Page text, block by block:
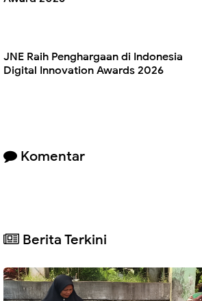
JNE Raih Penghargaan di Indonesia
Digital Innovation Awards 2026
Komentar
Berita Terkini